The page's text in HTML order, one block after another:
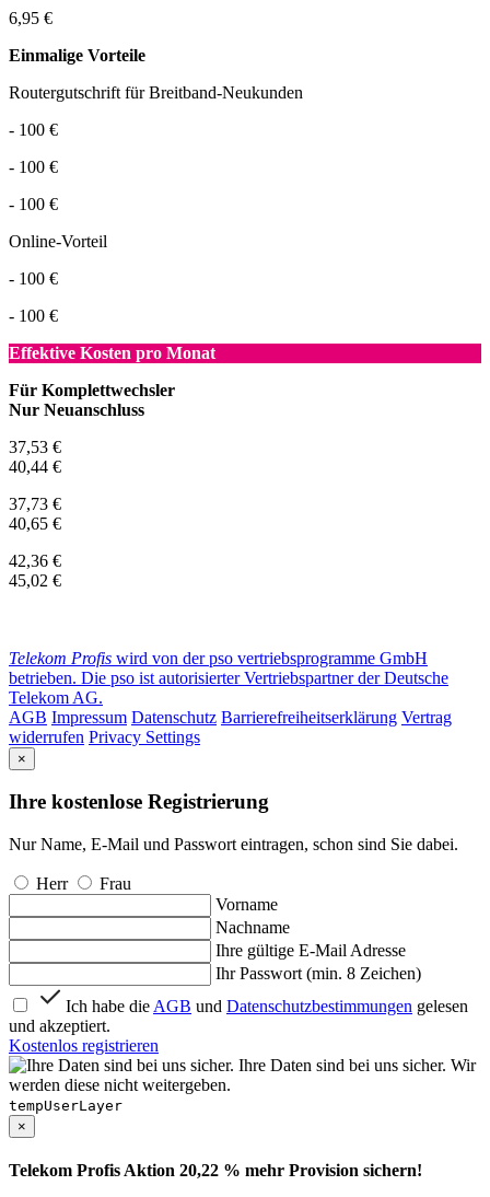
6,95 €
Einmalige Vorteile
Routergutschrift für Breitband-Neukunden
- 100 €
- 100 €
- 100 €
Online-Vorteil
- 100 €
- 100 €
Effektive Kosten pro Monat
Für Komplettwechsler
Nur Neuanschluss
37,53 €
40,44 €
37,73 €
40,65 €
42,36 €
45,02 €
Telekom Profis wird von der pso vertriebsprogramme GmbH
betrieben. Die pso ist autorisierter Vertriebspartner der Deutsche
Telekom AG.
AGB Impressum Datenschutz Barrierefreiheitserklärung Vertrag
widerrufen Privacy Settings
×
Ihre kostenlose Registrierung
Nur Name, E-Mail und Passwort eintragen, schon sind Sie dabei.
Herr
Frau
Vorname
Nachname
Ihre gültige E-Mail Adresse
Ihr Passwort (min. 8 Zeichen)
Ich habe die AGB und Datenschutzbestimmungen gelesen
und akzeptiert.
Kostenlos registrieren
Ihre Daten sind bei uns sicher. Wir
werden diese nicht weitergeben.
tempUserLayer
×
Telekom Profis Aktion 20,22 % mehr Provision sichern!